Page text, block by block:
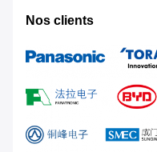
Nos clients